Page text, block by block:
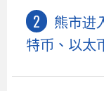
熊市进
特币、以太